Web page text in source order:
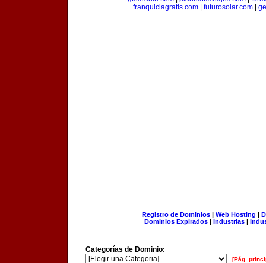
franquiciagratis.com
futurosolar.com
Registro de Dominios| Web Hosting |
Dominios Expirados | Industrias |
Categorías de Dominio:
[Pág.